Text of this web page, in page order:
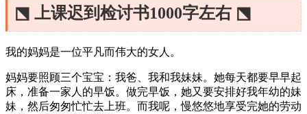
⬔ 上课迟到检讨书1000字左右 ⬔
我的妈妈是一位平凡而伟大的女人。
妈妈要照顾三个宝宝：我爸、我和我妹妹。她每天都要早早起
床，准备一家人的早饭。做完早饭，她又要安排好我年幼的妹
妹，然后匆匆忙忙去上班。而我呢，慢悠悠地享受完她的劳动